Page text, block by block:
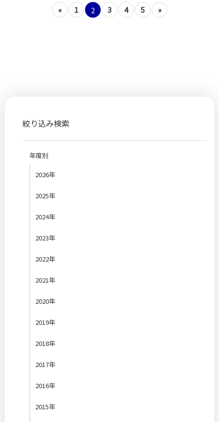
« 1 2 3 4 5 »
絞り込み検索
年度別
2026年
2025年
2024年
2023年
2022年
2021年
2020年
2019年
2018年
2017年
2016年
2015年